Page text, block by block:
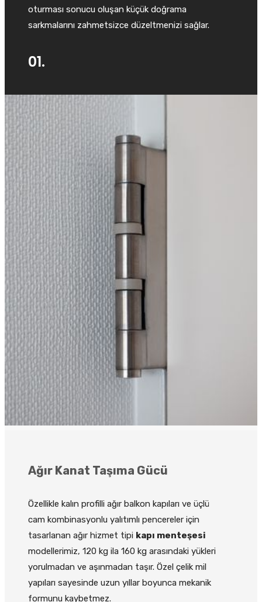
oturması sonucu oluşan küçük doğrama
sarkmalarını zahmetsizce düzeltmenizi sağlar.
01.
Ağır Kanat Taşıma Gücü
Özellikle kalın profilli ağır balkon kapıları ve üçlü
cam kombinasyonlu yalıtımlı pencereler için
tasarlanan ağır hizmet tipi kapı menteşesi
modellerimiz, 120 kg ila 160 kg arasındaki yükleri
yorulmadan ve aşınmadan taşır. Özel çelik mil
yapıları sayesinde uzun yıllar boyunca mekanik
formunu kaybetmez.